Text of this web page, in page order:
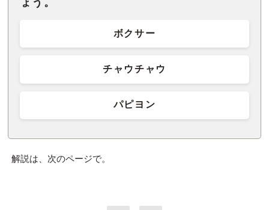
ボクサー
チャウチャウ
パピヨン
解説は、次のページで。